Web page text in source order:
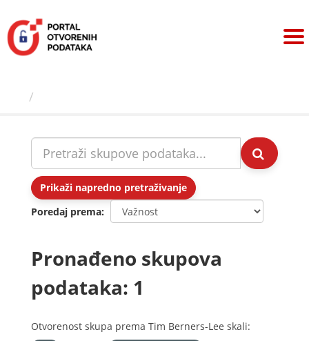
sadržaj
Prikaži napredno pretraživanje
Poredaj prema
Pronađeno skupova
podataka: 1
Otvorenost skupa prema Tim Berners-Lee skali: